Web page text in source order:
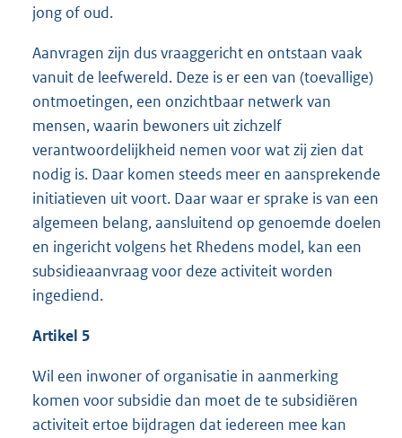
jong of oud.
Aanvragen zijn dus vraaggericht en ontstaan vaak
vanuit de leefwereld. Deze is er een van (toevallige)
ontmoetingen, een onzichtbaar netwerk van
mensen, waarin bewoners uit zichzelf
verantwoordelijkheid nemen voor wat zij zien dat
nodig is. Daar komen steeds meer en aansprekende
initiatieven uit voort. Daar waar er sprake is van een
algemeen belang, aansluitend op genoemde doelen
en ingericht volgens het Rhedens model, kan een
subsidieaanvraag voor deze activiteit worden
ingediend.
Artikel 5
Wil een inwoner of organisatie in aanmerking
komen voor subsidie dan moet de te subsidiëren
activiteit ertoe bijdragen dat iedereen mee kan